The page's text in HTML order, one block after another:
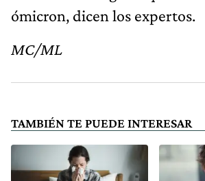
ómicron, dicen los expertos.
MC/ML
TAMBIÉN TE PUEDE INTERESAR